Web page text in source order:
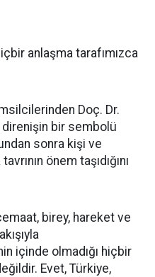
anlaşma tarafımızca
Doç. Dr.
bir sembolü
sonra kişi ve
önem taşıdığını
birey, hareket ve
içinde olmadığı hiçbir
Evet, Türkiye,